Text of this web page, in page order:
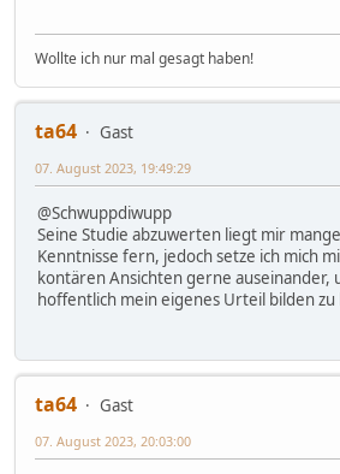
Wollte ich nur mal gesagt haben!
ta64
Gast
07. August 2023, 19:49:29
@Schwuppdiwupp
Seine Studie abzuwerten liegt mir
Kenntnisse fern, jedoch setze ich mich
kontären Ansichten gerne auseinander,
hoffentlich mein eigenes Urteil bilden zu
ta64
Gast
07. August 2023, 20:03:00